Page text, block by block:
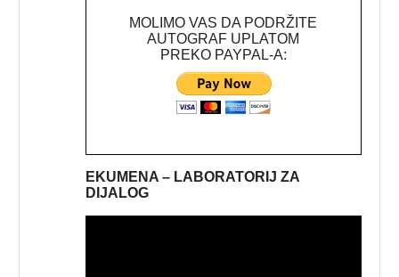
MOLIMO VAS DA PODRŽITE
AUTOGRAF UPLATOM
PREKO PAYPAL-A:
EKUMENA – LABORATORIJ ZA
DIJALOG